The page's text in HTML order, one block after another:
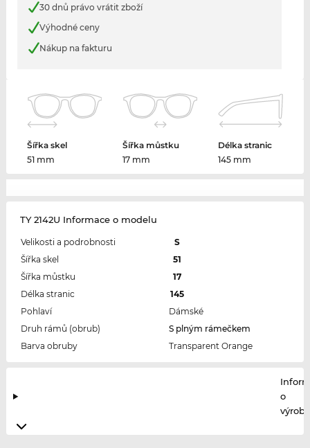
30 dnů právo vrátit zboží
Výhodné ceny
Nákup na fakturu
Šířka skel
51 mm
Šířka můstku
17 mm
Délka stranic
145 mm
TY 2142U Informace o modelu
Velikosti a podrobnosti
S
Šířka skel
51
Šířka můstku
17
Délka stranic
145
Pohlaví
Dámské
Druh rámů (obrub)
S plným rámečkem
Barva obruby
Transparent Orange
o